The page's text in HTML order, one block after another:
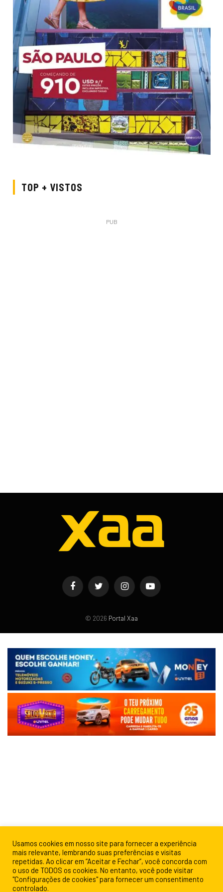
TOP + VISTOS
PUB
FacebookTwitter InstagramYouTube
© 2026 Portal Xaa
Usamos cookies em nosso site para fornecer a experiência
mais relevante, lembrando suas preferências e visitas
repetidas. Ao clicar em “Aceitar e Fechar”, você concorda com
o uso de TODOS os cookies. No entanto, você pode visitar
"Configurações de cookies" para fornecer um consentimento
controlado.